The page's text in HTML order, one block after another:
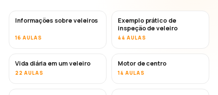
Informações sobre veleiros
16 AULAS
Exemplo prático de
inspeção de veleiro
44 AULAS
Vida diária em um veleiro
22 AULAS
Motor de centro
14 AULAS